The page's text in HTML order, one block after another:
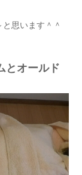
思います＾＾
とオールド